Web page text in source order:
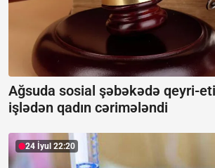
Ağsuda sosial şəbəkədə qeyri-
işlədən qadın cərimələndi
24 İyul 22:20